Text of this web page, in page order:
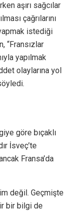
aşırı sağcılar
çağrılarını
istediği
“Fransızlar
yapılmak
olaylarına yol
göre bıçaklı
İsveç’te
Fransa’da
değil. Geçmişte
bir bilgi de